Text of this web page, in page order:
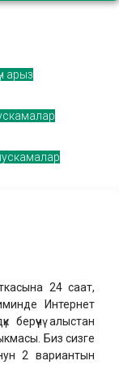
арыз
24 саат,
Интернет
берүүчү алыстан
ыкмасы. Биз сизге
2 вариантын